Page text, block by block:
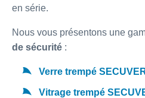
en série.
Nous vous présentons une
de sécurité :
Verre trempé
Vitrage trempé